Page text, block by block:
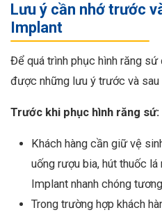
Lưu ý cần nhớ trước
Implant
Để quá trình phục hình răng
được những lưu ý trước và sau
Trước khi phục hình răng sứ:
Khách hàng cần giữ vệ
uống rượu bia, hút thuốc
Implant nhanh chóng
Trong trường hợp khách